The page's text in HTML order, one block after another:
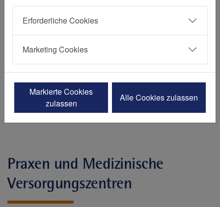
Geriatrie-Zentrum Haus Berge, Essen (Bochold)
Philippusstift, Essen (Borbeck)
St. Elisabeth-Krankenhaus, Hattingen (Niederwenigern)
St. Josef-Krankenhaus, Essen (Kupferdreh)
St. Marien-Hospital Mülheim an der Ruhr, Mülheim an der
Praxen und Medizinische
Versorgungszentren
Erforderliche Cookies
Marketing Cookies
Markierte Cookies
zulassen
Alle Cookies zulassen